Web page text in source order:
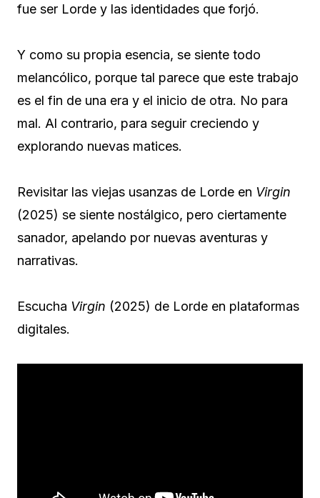
fue ser Lorde y las identidades que forjó.
Y como su propia esencia, se siente todo
melancólico, porque tal parece que este trabajo
es el fin de una era y el inicio de otra. No para
mal. Al contrario, para seguir creciendo y
explorando nuevas matices.
Revisitar las viejas usanzas de Lorde en Virgin
(2025) se siente nostálgico, pero ciertamente
sanador, apelando por nuevas aventuras y
narrativas.
Escucha Virgin (2025) de Lorde en plataformas
digitales.